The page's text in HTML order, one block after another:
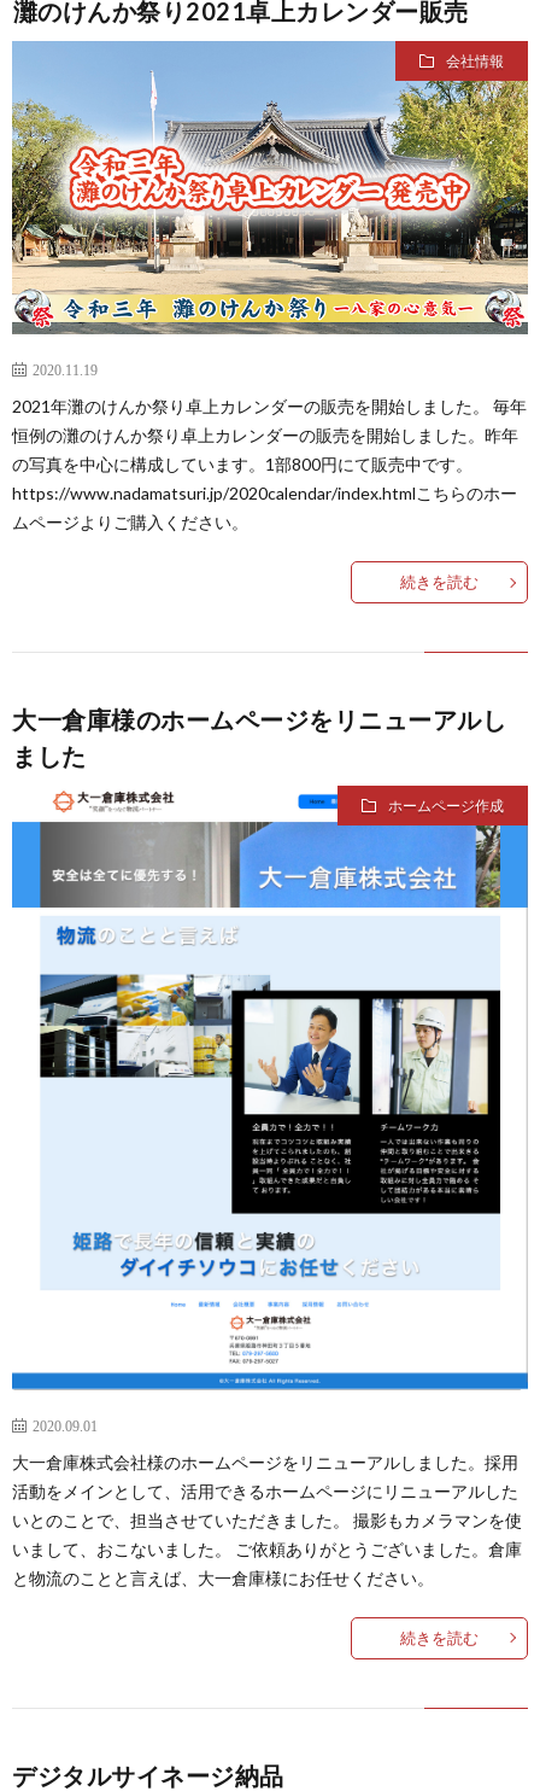
灘のけんか祭り2021卓上カレンダー販売
会社情報
2020.11.19
2021年灘のけんか祭り卓上カレンダーの販売を開始しました。 毎年
恒例の灘のけんか祭り卓上カレンダーの販売を開始しました。昨年
の写真を中心に構成しています。1部800円にて販売中です。
https://www.nadamatsuri.jp/2020calendar/index.htmlこちらのホー
ムページよりご購入ください。
続きを読む
大一倉庫様のホームページをリニューアルし
ました
ホームページ作成
2020.09.01
大一倉庫株式会社様のホームページをリニューアルしました。採用
活動をメインとして、活用できるホームページにリニューアルした
いとのことで、担当させていただきました。 撮影もカメラマンを使
いまして、おこないました。 ご依頼ありがとうございました。倉庫
と物流のことと言えば、大一倉庫様にお任せください。
続きを読む
デジタルサイネージ納品